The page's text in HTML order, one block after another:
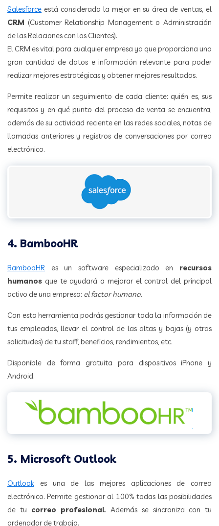
Salesforce está considerada la mejor en su área de ventas, el
CRM (Customer Relationship Management o Administración
de las Relaciones con los Clientes).
El CRM es vital para cualquier empresa ya que proporciona una
gran cantidad de datos e información relevante para poder
realizar mejores estratégicas y obtener mejores resultados.
Permite realizar un seguimiento de cada cliente: quién es, sus
requisitos y en qué punto del proceso de venta se encuentra,
además de su actividad reciente en las redes sociales, notas de
llamadas anteriores y registros de conversaciones por correo
electrónico.
4. BambooHR
BambooHR es un software especializado en recursos
humanos que te ayudará a mejorar el control del principal
activo de una empresa: el factor humano.
Con esta herramienta podrás gestionar toda la información de
tus empleados, llevar el control de las altas y bajas (y otras
solicitudes) de tu staff, beneficios, rendimientos, etc.
Disponible de forma gratuita para dispositivos iPhone y
Android.
5. Microsoft Outlook
Outlook es una de las mejores aplicaciones de correo
electrónico. Permite gestionar al 100% todas las posibilidades
de tu correo profesional. Además se sincroniza con tu
ordenador de trabajo.